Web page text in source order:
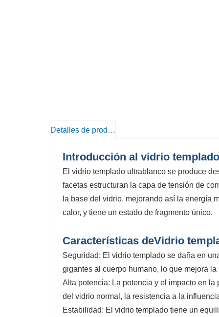
Detalles de producto
Introducción al vidrio
El vidrio templado ultrablanco se produce
facetas estructuran la capa de tensión de
la base del vidrio, mejorando así la energía
calor, y tiene un estado de fragmento único.
Características deVidrio
Seguridad: El vidrio templado se daña en
gigantes al cuerpo humano, lo que mejora
Alta potencia: La potencia y el impacto en
del vidrio normal, la resistencia a la
Estabilidad: El vidrio templado tiene un